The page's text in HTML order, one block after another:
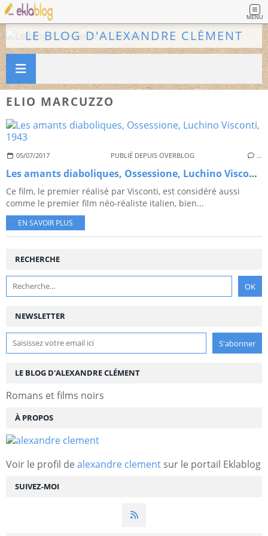
MENU
LE BLOG D'ALEXANDRE CLÉMENT
ELIO MARCUZZO
05/07/2017 PUBLIÉ DEPUIS OVERBLOG …
Les amants diaboliques, Ossessione, Luchino Visconti, 1943
Ce film, le premier réalisé par Visconti, est considéré aussi
comme le premier film néo-réaliste italien, bien...
EN SAVOIR PLUS
NEWSLETTER
SUIVEZ-MOI
RECHERCHE
LE BLOG D'ALEXANDRE CLÉMENT
Romans et films noirs
À PROPOS
Voir le profil de alexandre clement sur le portail Eklablog